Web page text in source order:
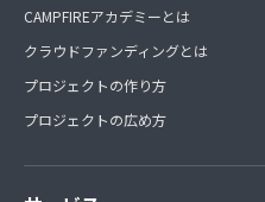
CAMPFIREアカデミーとは
クラウドファンディングとは
プロジェクトの作り方
プロジェクトの広め方